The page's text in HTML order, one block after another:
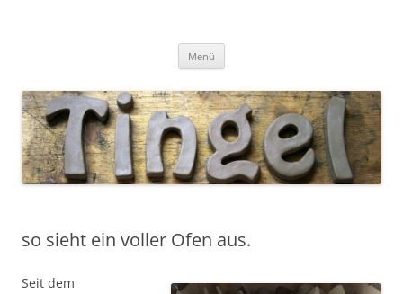
Menü
so sieht ein voller Ofen aus.
Seit dem